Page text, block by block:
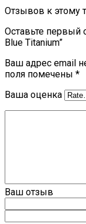
Отзывов к этому
Оставьте первый
Blue Titanium”
Ваш адрес email
поля помечены *
Ваша оценка
Ваш отзыв